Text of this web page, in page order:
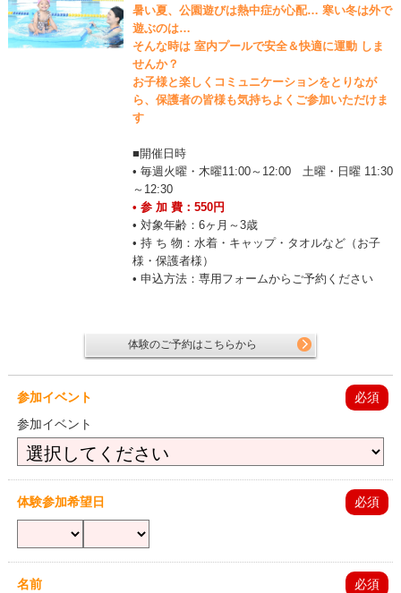
暑い夏、公園遊びは熱中症が心配… 寒い冬は外で
遊ぶのは…
そんな時は 室内プールで安全＆快適に運動 しま
せんか？
お子様と楽しくコミュニケーションをとりなが
ら、保護者の皆様も気持ちよくご参加いただけま
す
■開催日時
• 毎週火曜・木曜11:00～12:00 土曜・日曜 11:30
～12:30
• 参 加 費：550円
• 対象年齢：6ヶ月～3歳
• 持 ち 物：水着・キャップ・タオルなど（お子
様・保護者様）
• 申込方法：専用フォームからご予約ください
体験のご予約はこちらから
参加イベント
必須
参加イベント
体験参加希望日 必須
名前
必須